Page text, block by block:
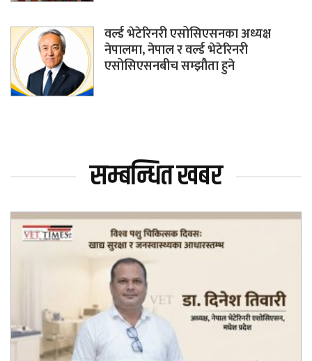
वर्ल्ड भेटेरिनरी एसोसिएसनका अध्यक्ष
नेपालमा, नेपाल र वर्ल्ड भेटेरिनरी
एसोसिएसनबीच सम्झौता हुने
सम्बन्धित खबर